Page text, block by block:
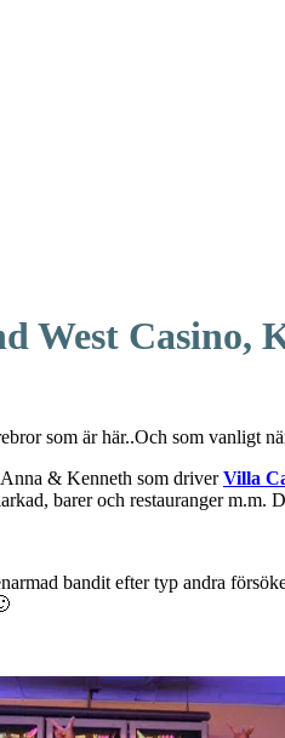
West Casino,
som är här..Och som vanligt
Anna & Kenneth som driverVilla
barer och restauranger m.m.
bandit efter typ andra